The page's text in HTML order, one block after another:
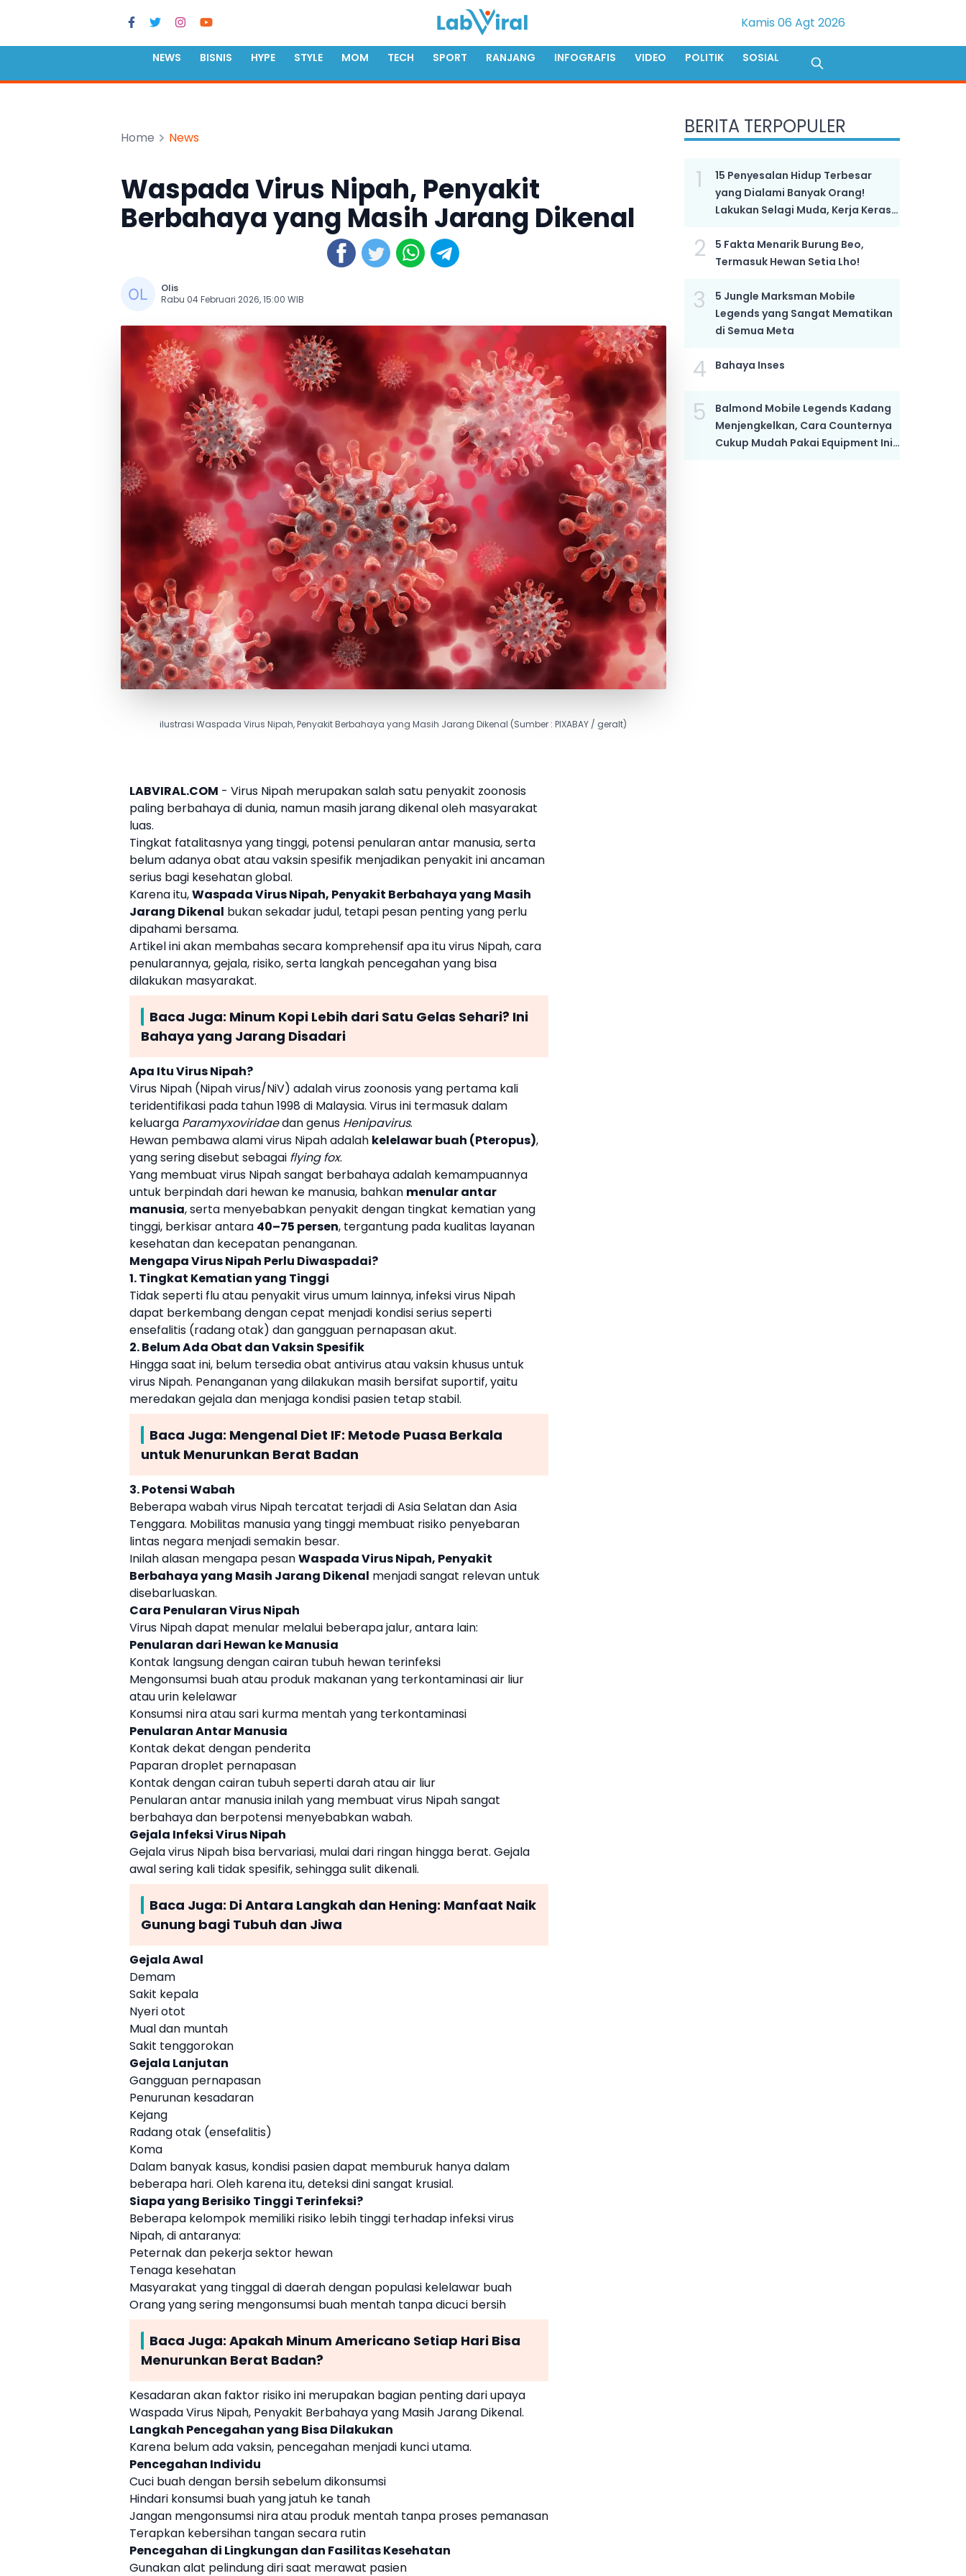
Kamis 06 Agt 2026
NEWS BISNIS HYPE STYLE MOM TECH SPORT RANJANG INFOGRAFIS VIDEO POLITIK SOSIAL
Home News
Waspada Virus Nipah, Penyakit
Berbahaya yang Masih Jarang Dikenal
Olis
Rabu 04 Februari 2026, 15:00 WIB
ilustrasi Waspada Virus Nipah, Penyakit Berbahaya yang Masih Jarang Dikenal (Sumber : PIXABAY / geralt)
LABVIRAL.COM - Virus Nipah merupakan salah satu penyakit zoonosis
paling berbahaya di dunia, namun masih jarang dikenal oleh masyarakat
luas.
Tingkat fatalitasnya yang tinggi, potensi penularan antar manusia, serta
belum adanya obat atau vaksin spesifik menjadikan penyakit ini ancaman
serius bagi kesehatan global.
Karena itu,Waspada Virus Nipah, Penyakit Berbahaya yang Masih
Jarang Dikenal bukan sekadar judul, tetapi pesan penting yang perlu
dipahami bersama.
Artikel ini akan membahas secara komprehensif apa ituvirus Nipah, cara
penularannya, gejala, risiko, serta langkah pencegahan yang bisa
dilakukan masyarakat.
Baca Juga: Minum Kopi Lebih dari Satu Gelas Sehari? Ini
Bahaya yang Jarang Disadari
Apa Itu Virus Nipah?
Virus Nipah (Nipah virus/NiV) adalah virus zoonosis yang pertama kali
teridentifikasi pada tahun 1998 di Malaysia. Virus ini termasuk dalam
keluarga Paramyxoviridaedan genus Henipavirus.
Hewan pembawa alami virus Nipah adalah kelelawar buah (Pteropus),
yang sering disebut sebagai flying fox.
Yang membuat virus Nipah sangat berbahaya adalah kemampuannya
untuk berpindah dari hewan ke manusia, bahkan menular antar
manusia, serta menyebabkan penyakit dengan tingkat kematian yang
tinggi, berkisar antara 40–75 persen, tergantung pada kualitas layanan
kesehatan dan kecepatan penanganan.
Mengapa Virus Nipah Perlu Diwaspadai?
1. Tingkat Kematian yang Tinggi
Tidak seperti flu atau penyakit virus umum lainnya, infeksi virus Nipah
dapat berkembang dengan cepat menjadi kondisi serius seperti
ensefalitis (radang otak) dan gangguan pernapasan akut.
2. Belum Ada Obat dan Vaksin Spesifik
Hingga saat ini, belum tersedia obat antivirus atau vaksin khusus untuk
virus Nipah. Penanganan yang dilakukan masih bersifat suportif, yaitu
meredakan gejala dan menjaga kondisi pasien tetap stabil.
Baca Juga: Mengenal Diet IF: Metode Puasa Berkala
untuk Menurunkan Berat Badan
3. Potensi Wabah
Beberapa wabah virus Nipah tercatat terjadi di Asia Selatan dan Asia
Tenggara. Mobilitas manusia yang tinggi membuat risiko penyebaran
lintas negara menjadi semakin besar.
Inilah alasan mengapa pesanWaspada Virus Nipah, Penyakit
Berbahaya yang Masih Jarang Dikenal menjadi sangat relevan untuk
disebarluaskan.
Cara Penularan Virus Nipah
Virus Nipah dapat menular melalui beberapa jalur, antara lain:
Penularan dari Hewan ke Manusia
Kontak langsung dengan cairan tubuh hewan terinfeksi
Mengonsumsi buah atau produk makanan yang terkontaminasi air liur
atau urin kelelawar
Konsumsi nira atau sari kurma mentah yang terkontaminasi
Penularan Antar Manusia
Kontak dekat dengan penderita
Paparan droplet pernapasan
Kontak dengan cairan tubuh seperti darah atau air liur
Penularan antar manusia inilah yang membuat virus Nipah sangat
berbahaya dan berpotensi menyebabkan wabah.
Gejala Infeksi Virus Nipah
Gejala virus Nipah bisa bervariasi, mulai dari ringan hingga berat. Gejala
awal sering kali tidak spesifik, sehingga sulit dikenali.
Baca Juga: Di Antara Langkah dan Hening: Manfaat Naik
Gunung bagi Tubuh dan Jiwa
Gejala Awal
Demam
Sakit kepala
Nyeri otot
Mual dan muntah
Sakit tenggorokan
Gejala Lanjutan
Gangguan pernapasan
Penurunan kesadaran
Kejang
Radang otak (ensefalitis)
Koma
Dalam banyak kasus, kondisi pasien dapat memburuk hanya dalam
beberapa hari. Oleh karena itu, deteksi dini sangat krusial.
Siapa yang Berisiko Tinggi Terinfeksi?
Beberapa kelompok memiliki risiko lebih tinggi terhadap infeksi virus
Nipah, di antaranya:
Peternak dan pekerja sektor hewan
Tenaga kesehatan
Masyarakat yang tinggal di daerah dengan populasi kelelawar buah
Orang yang sering mengonsumsi buah mentah tanpa dicuci bersih
Baca Juga: Apakah Minum Americano Setiap Hari Bisa
Menurunkan Berat Badan?
Kesadaran akan faktor risiko ini merupakan bagian penting dari upaya
Waspada Virus Nipah, Penyakit Berbahaya yang Masih Jarang Dikenal.
Langkah Pencegahan yang Bisa Dilakukan
Karena belum ada vaksin, pencegahan menjadi kunci utama.
Pencegahan Individu
Cuci buah dengan bersih sebelum dikonsumsi
Hindari konsumsi buah yang jatuh ke tanah
Jangan mengonsumsi nira atau produk mentah tanpa proses pemanasan
Terapkan kebersihan tangan secara rutin
Pencegahan di Lingkungan dan Fasilitas Kesehatan
Gunakan alat pelindung diri saat merawat pasien
BERITA TERPOPULER
1
15 Penyesalan Hidup Terbesar
yang Dialami Banyak Orang!
Lakukan Selagi Muda, Kerja Keras
2
5 Fakta Menarik Burung Beo,
Termasuk Hewan Setia Lho!
3
5 Jungle Marksman Mobile
Legends yang Sangat Mematikan
di Semua Meta
4 Bahaya Inses
5
Balmond Mobile Legends Kadang
Menjengkelkan, Cara Counternya
Cukup Mudah Pakai Equipment Ini,